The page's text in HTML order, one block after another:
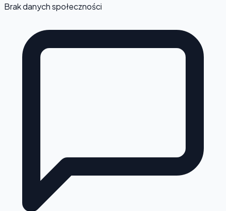
Brak danych społeczności